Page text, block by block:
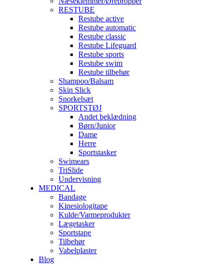
RESTUBE
Restube active
Restube automatic
Restube classic
Restube Lifeguard
Restube sports
Restube swim
Restube tilbehør
Shampoo/Balsam
Skin Slick
Snorkelsæt
SPORTSTØJ
Andet beklædning
Børn/Junior
Dame
Herre
Sportstasker
Swimears
TriSlide
Undervisning
MEDICAL
Bandage
Kinesiologitape
Kulde/Varmeprodukter
Lægetasker
Sportstape
Tilbehør
Vabelplaster
Blog